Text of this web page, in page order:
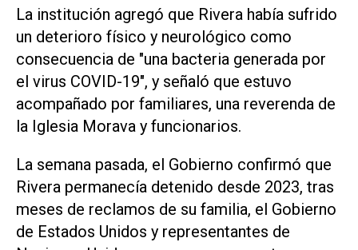
La institución agregó que ​Rivera había sufrido
un deterioro físico ‌y neurológico como
consecuencia ‌de "una bacteria generada por
el virus COVID-19", y ⁠señaló que estuvo
acompañado por familiares, una reverenda de
la Iglesia Morava y funcionarios.
La semana pasada, el Gobierno confirmó que
Rivera permanecía detenido ​desde 2023, ‌tras
meses de reclamos de su familia, el Gobierno
de Estados Unidos y representantes de